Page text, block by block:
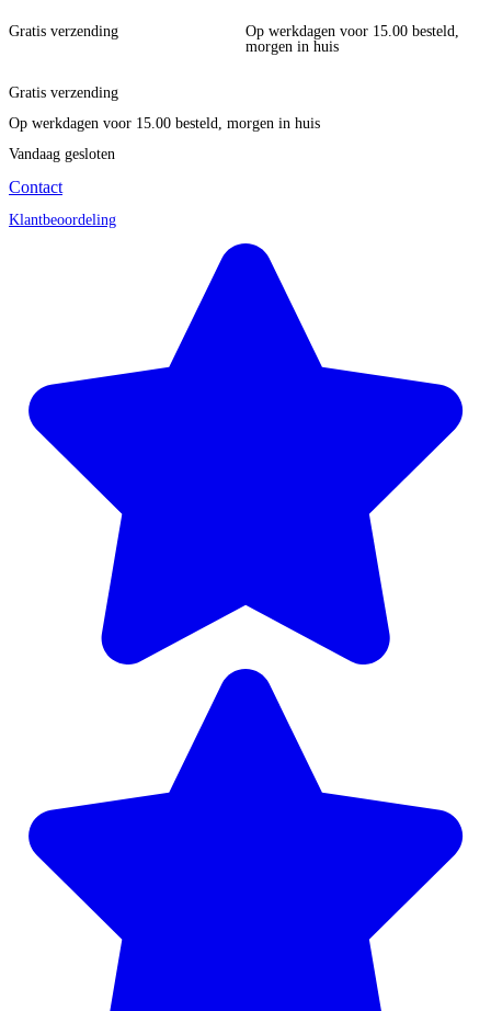
Gratis verzending
Op werkdagen voor 15.00 besteld,
morgen in huis
Gratis verzending
Op werkdagen voor 15.00 besteld, morgen in huis
Vandaag gesloten
Contact
Klantbeoordeling